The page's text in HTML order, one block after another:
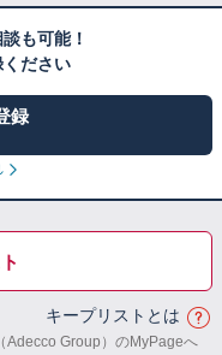
も可能！
ださい
録
キープリストとは
Adecco Group）のMyPageへ